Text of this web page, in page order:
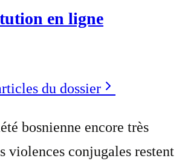
en ligne
du dossier
bosnienne encore très
violences conjugales restent